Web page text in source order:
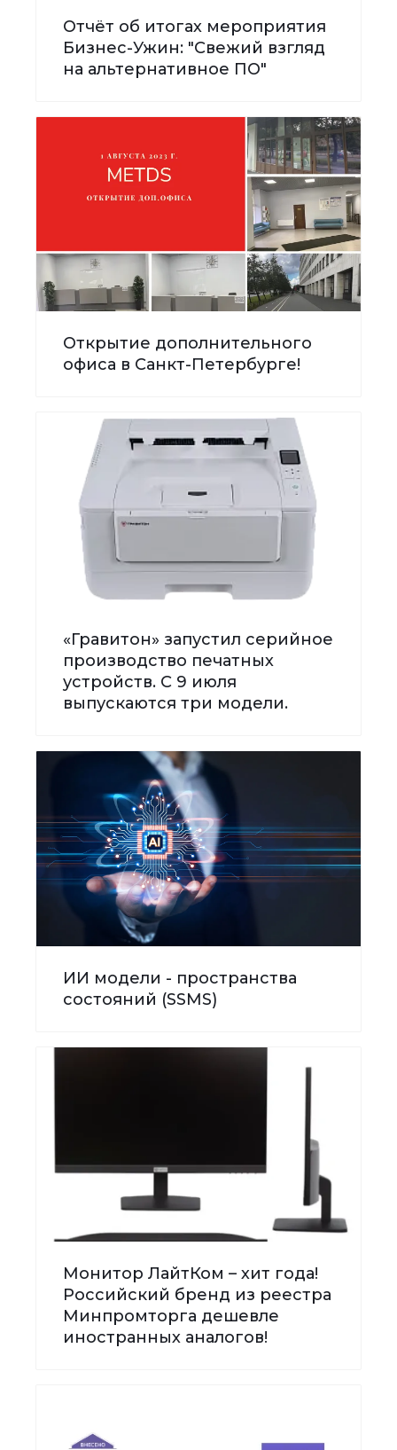
Отчёт об итогах мероприятия
Бизнес-Ужин: "Свежий взгляд
на альтернативное ПО"
Открытие дополнительного
офиса в Санкт-Петербурге!
«Гравитон» запустил серийное
производство печатных
устройств. С 9 июля
выпускаются три модели.
ИИ модели - пространства
состояний (SSMS)
Монитор ЛайтКом – хит года!
Российский бренд из реестра
Минпромторга дешевле
иностранных аналогов!